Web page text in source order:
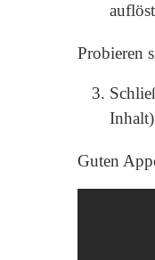
Probieren
Guten